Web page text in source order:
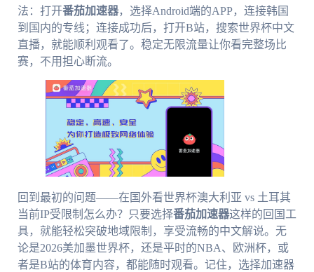
法：打开番茄加速器，选择Android端的APP，连接韩国
到国内的专线；连接成功后，打开B站，搜索世界杯中文
直播，就能顺利观看了。稳定无限流量让你看完整场比
赛，不用担心断流。
回到最初的问题——在国外看世界杯澳大利亚 vs 土耳其
当前IP受限制怎么办？只要选择番茄加速器这样的回国工
具，就能轻松突破地域限制，享受流畅的中文解说。无
论是2026美加墨世界杯，还是平时的NBA、欧洲杯，或
者是B站的体育内容，都能随时观看。记住，选择加速器